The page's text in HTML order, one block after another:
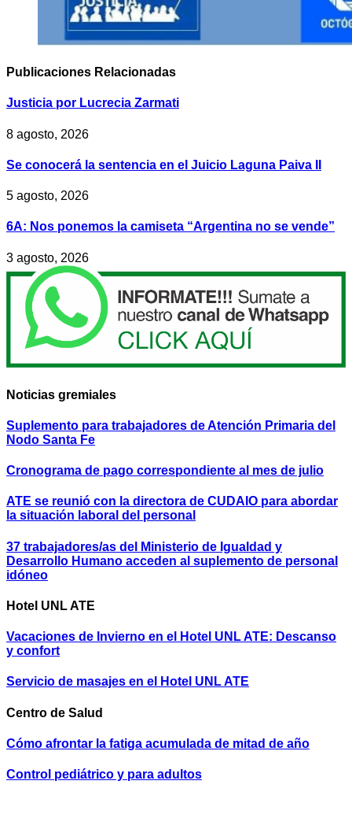
Publicaciones Relacionadas
Justicia por Lucrecia Zarmati
8 agosto, 2026
Se conocerá la sentencia en el Juicio Laguna Paiva II
5 agosto, 2026
6A: Nos ponemos la camiseta “Argentina no se vende”
3 agosto, 2026
Noticias gremiales
Suplemento para trabajadores de Atención Primaria del
Nodo Santa Fe
Cronograma de pago correspondiente al mes de julio
ATE se reunió con la directora de CUDAIO para abordar
la situación laboral del personal
37 trabajadores/as del Ministerio de Igualdad y
Desarrollo Humano acceden al suplemento de personal
idóneo
Hotel UNL ATE
Vacaciones de Invierno en el Hotel UNL ATE: Descanso
y confort
Servicio de masajes en el Hotel UNL ATE
Centro de Salud
Cómo afrontar la fatiga acumulada de mitad de año
Control pediátrico y para adultos